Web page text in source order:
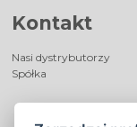
Kontakt
Nasi dystrybutorzy
Spółka